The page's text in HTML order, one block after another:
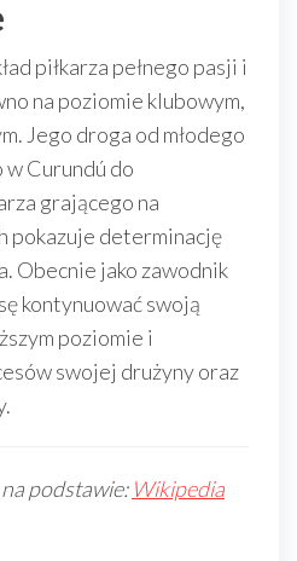
piłkarza pełnego pasji i
na poziomie klubowym,
Jego droga od młodego
w Curundú do
grającego na
pokazuje determinację
Obecnie jako zawodnik
kontynuować swoją
poziomie i
swojej drużyny oraz
podstawie: Wikipedia